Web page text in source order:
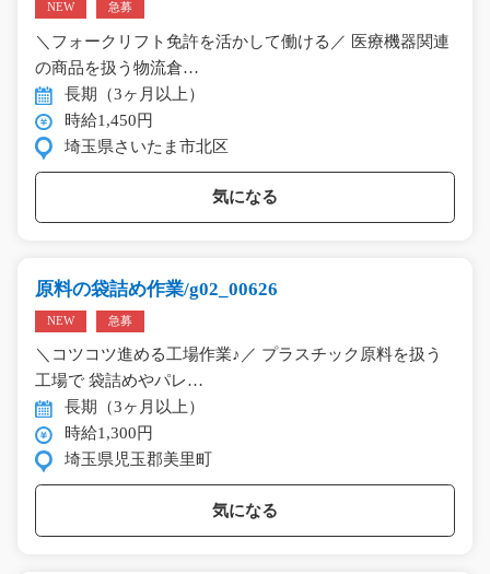
NEW 急募
＼フォークリフト免許を活かして働ける／ 医療機器関連
の商品を扱う物流倉…
長期（3ヶ月以上）
時給1,450円
埼玉県さいたま市北区
気になる
原料の袋詰め作業/g02_00626
NEW 急募
＼コツコツ進める工場作業♪／ プラスチック原料を扱う
工場で 袋詰めやパレ…
長期（3ヶ月以上）
時給1,300円
埼玉県児玉郡美里町
気になる